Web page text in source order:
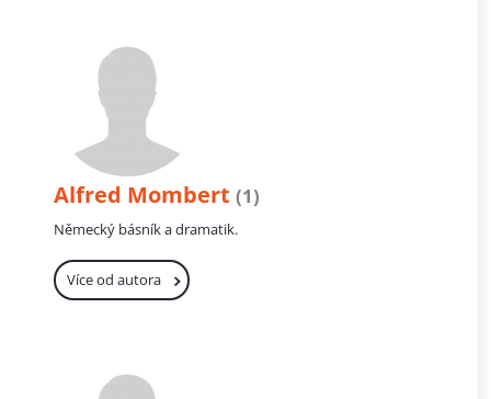
Alfred Mombert (1)
Německý básník a dramatik.
Více od autora